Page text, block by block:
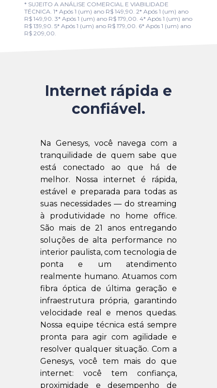
* SUJEITO A ANÁLISE COMERCIAL E VIABILIDADE
TÉCNICA. 1* Após 1 (um) ano R$ 149,90. 2* Após 1 (um) ano
R$ 149,90. 3* Após 1 (um) ano R$ 179,00. 4* Após 1 (um) ano
R$ 139,90. 5* Após 1 (um) ano R$ 179,00. 6* Após 1 (um) ano
R$ 209,00.
Internet rápida e
confiável.
Na Genesys, você navega com a
tranquilidade de quem sabe que
está conectado ao que há de
melhor. Nossa internet é rápida,
estável e preparada para todas as
suas necessidades — do streaming
à produtividade no home office.
São mais de 21 anos entregando
soluções de alta performance no
interior paulista, com tecnologia de
ponta e um atendimento
realmente humano. Atuamos com
fibra óptica de última geração e
infraestrutura própria, garantindo
velocidade real e menos quedas.
Nossa equipe técnica está sempre
pronta para agir com agilidade e
resolver qualquer situação. Com a
Genesys, você tem mais do que
internet: você tem confiança,
proximidade e desempenho de